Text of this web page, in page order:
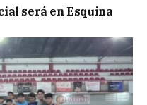
será en Esquina